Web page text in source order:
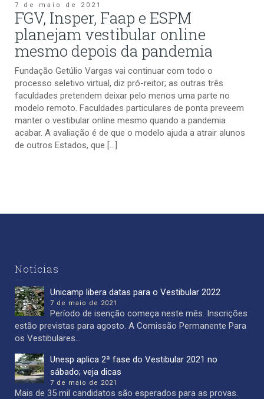
7 de maio de 2021
FGV, Insper, Faap e ESPM
planejam vestibular online
mesmo depois da pandemia
Fundação Getúlio Vargas vai continuar com todo o
processo seletivo virtual, diz pró-reitor; as outras três
faculdades pretendem deixar pelo menos uma parte no
modelo remoto. Faculdades particulares de ponta preveem
manter o vestibular online mesmo quando a pandemia
acabar. A avaliação é de que o modelo ajuda a atrair alunos
de outros Estados, que […]
Notícias
Unicamp libera datas para o Vestibular 2022
7 de maio de 2021
Período de isenção começa neste mês. Inscrições
estão previstas para agosto. A Comissão Permanente Para
os Vestibulares...
Unesp aplica 2ª fase do Vestibular 2021 no
sábado; veja dicas
7 de maio de 2021
Mais de 35 mil candidatos são esperados para as provas.